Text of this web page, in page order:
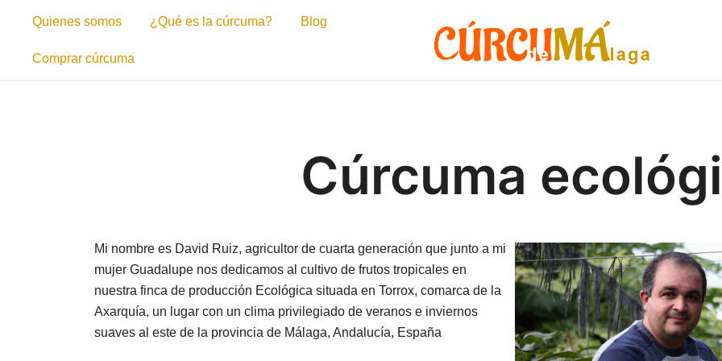
contenido
Quienes somos ¿Qué es la cúrcuma? Blog
Comprar cúrcuma
Cúrcuma
Mi nombre es David Ruiz, agricultor de cuarta generación que junto a mi
mujer Guadalupe nos dedicamos al cultivo de frutos tropicales en
nuestra finca de producción Ecológica situada en Torrox, comarca de la
Axarquía, un lugar con un clima privilegiado de veranos e inviernos
suaves al este de la provincia de Málaga, Andalucía, España